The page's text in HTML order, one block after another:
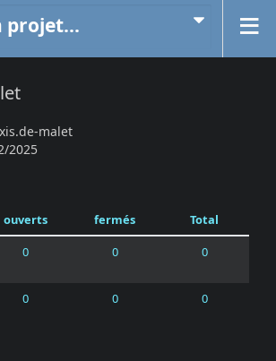
projet...
malet
2025
ouverts fermés
Total
0 0 0
0 0 0